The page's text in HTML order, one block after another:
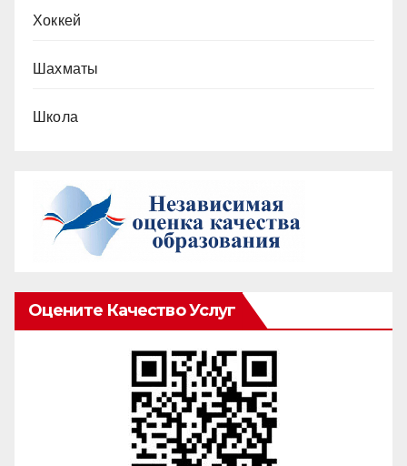
Хоккей
Шахматы
Школа
Оцените Качество Услуг